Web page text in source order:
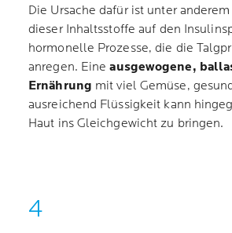
Die Ursache dafür ist unter
dieser Inhaltsstoffe auf den
hormonelle Prozesse, die die
anregen. Eineausgewogene,
Ernährung mit viel Gemüse,
ausreichend Flüssigkeit kann
Haut ins Gleichgewicht zu bringen.